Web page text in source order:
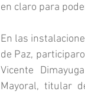
en claro para
En las
de Paz,
Vicente
Mayoral, titular